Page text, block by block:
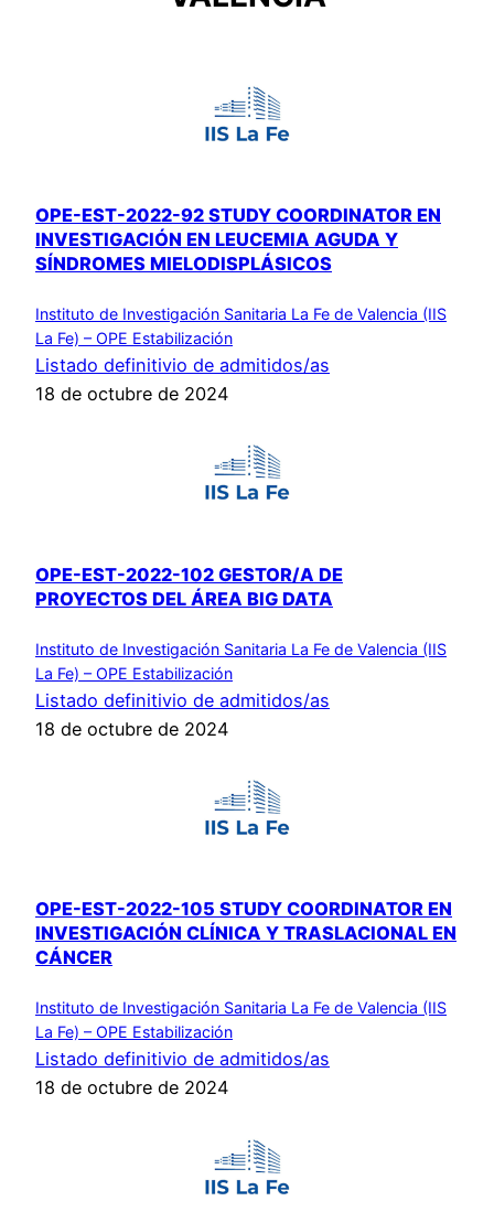
OPE-EST-2022-92 STUDY COORDINATOR EN
INVESTIGACIÓN EN LEUCEMIA AGUDA Y
SÍNDROMES MIELODISPLÁSICOS
Instituto de Investigación Sanitaria La Fe de Valencia (IIS
La Fe) – OPE Estabilización
Listado definitivio de admitidos/as
18 de octubre de 2024
OPE-EST-2022-102 GESTOR/A DE
PROYECTOS DEL ÁREA BIG DATA
Instituto de Investigación Sanitaria La Fe de Valencia (IIS
La Fe) – OPE Estabilización
Listado definitivio de admitidos/as
18 de octubre de 2024
OPE-EST-2022-105 STUDY COORDINATOR EN
INVESTIGACIÓN CLÍNICA Y TRASLACIONAL EN
CÁNCER
Instituto de Investigación Sanitaria La Fe de Valencia (IIS
La Fe) – OPE Estabilización
Listado definitivio de admitidos/as
18 de octubre de 2024